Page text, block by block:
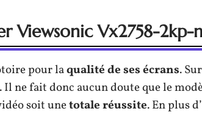
Viewsonic Vx2758-2kp-
pour laqualitédesesécrans.
. Il ne fait donc aucun doute que le
soit unetotaleréussite. En plus